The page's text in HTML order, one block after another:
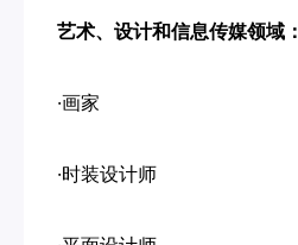
艺术、设计和信息传媒领域：
·画家
·时装设计师